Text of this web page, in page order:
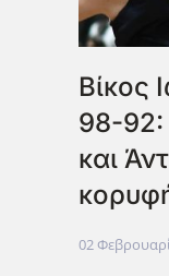
Bίκος
98-92:
και
02